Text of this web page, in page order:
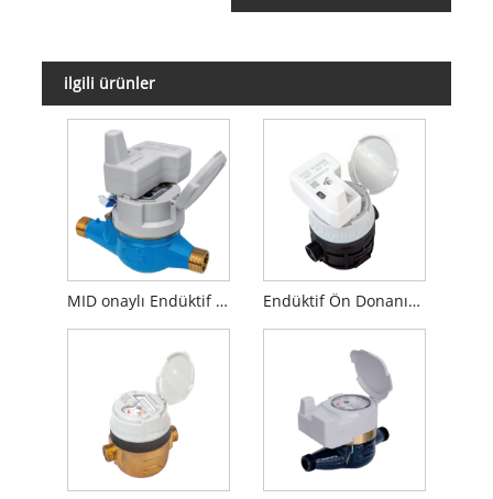
ilgili ürünler
MID onaylı Endüktif Ön Donanımlı Çok Hüzmeli Kuru Tip Su Sayacı Endüktif Ön Donanımlı Hacimsel Su Sayacı